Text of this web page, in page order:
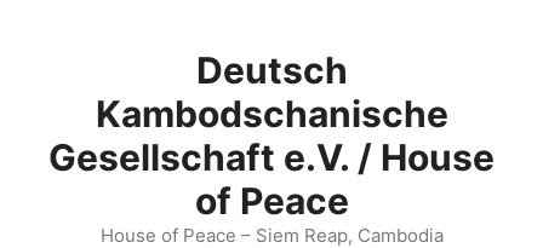
Deutsch
Kambodschanische
Gesellschaft e.V. / House
of Peace
House of Peace – Siem Reap, Cambodia